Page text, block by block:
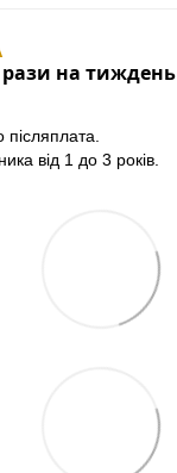
рази на тиждень
від 1 до 3 років.